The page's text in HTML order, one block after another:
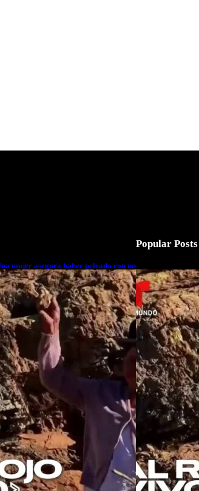
mujer asegura haber peleado con un
cuerpo a cuerpo
Popular Posts